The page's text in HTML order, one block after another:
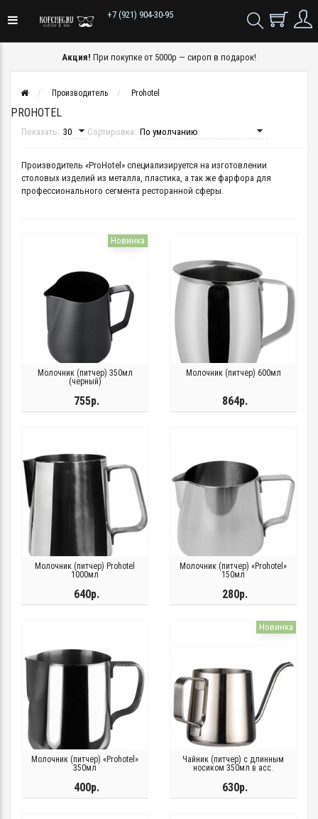
+7 (921) 904-30-95
Акция! При покупке от 5000р — сироп в подарок!
Производитель Prohotel
PROHOTEL
Показать: Сортировка:
Производитель «ProHotel» специализируется на изготовлении
столовых изделий из металла, пластика, а так же фарфора для
профессионального сегмента ресторанной сферы.
Новинка
Молочник (питчер) 350мл
(черный)
755р.
Молочник (питчер) 600мл
864р.
Молочник (питчер) Prohotel
1000мл
640р.
Молочник (питчер) «Prohotel»
150мл
280р.
Молочник (питчер) «Prohotel»
350мл
400р.
Новинка
Чайник (питчер) с длинным
носиком 350мл в асс.
630р.